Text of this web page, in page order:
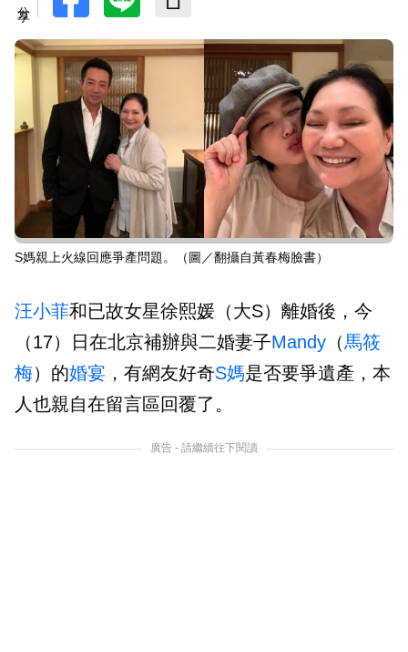
S媽親上火線回應爭產問題。（圖／翻攝自黃春梅臉書）
汪小菲和已故女星徐熙媛（大S）離婚後，今
（17）日在北京補辦與二婚妻子Mandy （馬筱
梅）的婚宴 ，有網友好奇S媽是否要爭遺產，本
人也親自在留言區回覆了。
廣告 - 請繼續往下閱讀